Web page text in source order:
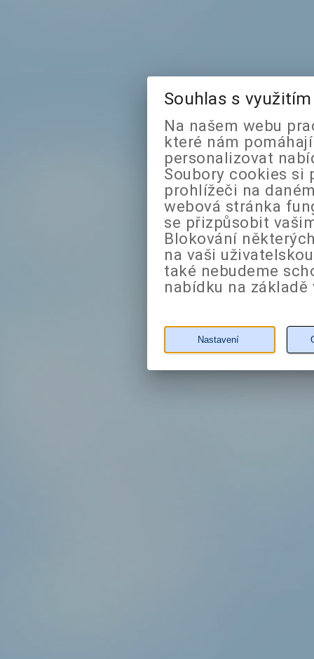
Souhlas s
Na našem webu
které nám
personalizovat
Soubory cookies si
prohlížeči na
webová stránka
se přizpůsobit
Blokování
na vaši
také nebudeme
nabídku na
Nastavení